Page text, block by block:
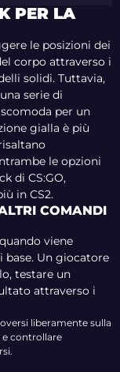
PER LA
le posizioni dei
corpo attraverso i
solidi. Tuttavia,
serie di
per un
gialla è più
le opzioni
di CS:GO,
in CS2.
COMANDI
viene
base. Un giocatore
testare un
attraverso i
liberamente sulla
controllare